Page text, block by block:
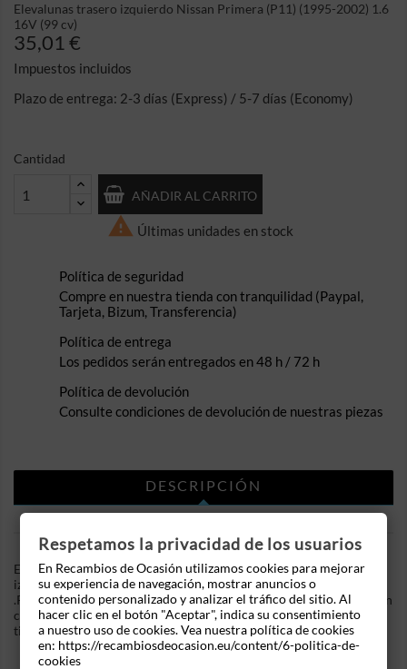
Elevalunas trasero izquierdo Nissan Primera (P11) (1995-2002) 1.6
16V (99 cv)
35,01 €
Impuestos incluidos
Plazo de entrega: 2-3 días (Express) / 5-7 días (Economy)
Cantidad
AÑADIR AL CARRITO
 Últimas unidades en stock
Política de seguridad
Compre en nuestra tienda con tranquilidad (Paypal,
Tarjeta, Bizum, Transferencia)
Política de entrega
Los pedidos serán entregados en 48 h / 72 h
Política de devolución
Consulte condiciones de devolución de nuestras piezas
DESCRIPCIÓN
DETALLES DEL PRODUCTO
En Recambios de Ocasion disponemos de Elevalunas trasero
izquierdo Nissan Primera (P11) (1995-2002) 1.6 16V (99 cv)
.Referencia Interna: 03111603457723. Mecanismo eléctrico con
conector de 2 cables. Ademas, disponemos de mas recambios, si
tiene cualquier duda consultenos.
Respetamos la privacidad de los usuarios
En Recambios de Ocasión utilizamos cookies para mejorar
su experiencia de navegación, mostrar anuncios o
contenido personalizado y analizar el tráfico del sitio. Al
hacer clic en el botón "Aceptar", indica su consentimiento
a nuestro uso de cookies. Vea nuestra política de cookies
en: https://recambiosdeocasion.eu/content/6-politica-de-
cookies